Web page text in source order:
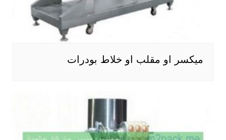
ميكسر او مقلب او خلاط بودرات